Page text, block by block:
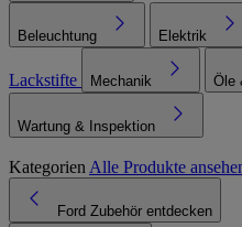
Beleuchtung Elektrik
Lackstifte Mechanik Öle
Wartung & Inspektion
Kategorien Alle Produkte
Ford Zubehör entdecken